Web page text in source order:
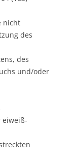
nicht
des
des
und/oder
eiweiß-